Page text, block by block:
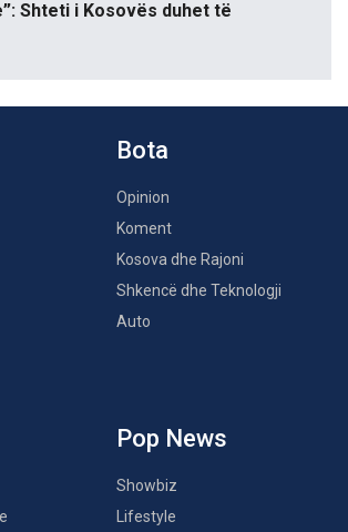
Shteti i Kosovës duhet të
Bota
Opinion
Koment
Kosova dhe Rajoni
Shkencë dhe Teknologji
Auto
Pop News
Showbiz
Lifestyle